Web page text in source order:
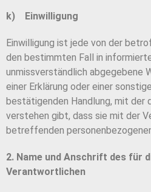
k) Einwilligung
Einwilligung ist jede von der
den bestimmten Fall in
unmissverständlich abgegebene
einer Erklärung oder einer
bestätigenden Handlung, mit
verstehen gibt, dass sie mit der
betreffenden
2. Name und Anschrift des für
Verantwortlichen